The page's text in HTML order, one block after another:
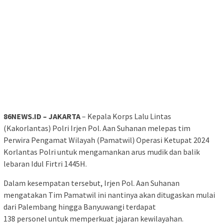
86NEWS.ID – JAKARTA– Kepala Korps Lalu Lintas
(Kakorlantas) Polri Irjen Pol. Aan Suhanan melepas tim
Perwira Pengamat Wilayah (Pamatwil) Operasi Ketupat 2024
Korlantas Polri untuk mengamankan arus mudik dan balik
lebaran Idul Firtri 1445H.
Dalam kesempatan tersebut, Irjen Pol. Aan Suhanan
mengatakan Tim Pamatwil ini nantinya akan ditugaskan mulai
dari Palembang hingga Banyuwangi terdapat
138 personel untuk memperkuat jajaran kewilayahan.